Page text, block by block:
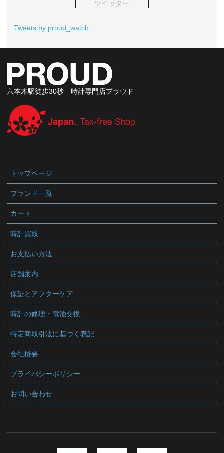
ツイッター
Tweets by proud_watch
六本木駅徒歩30秒 時計専門店プラウド
トップページ
ブランド一覧
カート
時計買取
お支払い方法
店舗案内
保証とアフターケア
時計の修理・電池交換
特定商取引法に基づく表記
会社概要
プライバシーポリシー
お問い合わせ